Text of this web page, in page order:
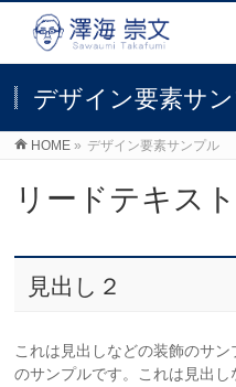
デザイン要素サ
HOME » デザイン要素サンプル
リードテキスト
見出し２
これは見出しなどの装飾のサ
のサンプルです。これは見出